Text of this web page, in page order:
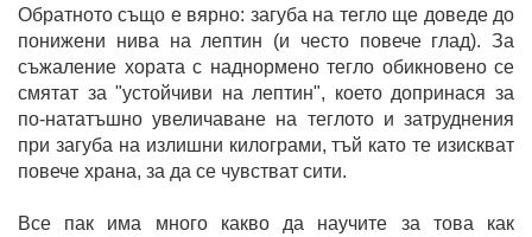
Обратното също е вярно: загуба на тегло ще доведе до
понижени нива на лептин (и често повече глад). За
съжаление хората с наднормено тегло обикновено се
смятат за "устойчиви на лептин", което допринася за
по-нататъшно увеличаване на теглото и затруднения
при загуба на излишни килограми, тъй като те изискват
повече храна, за да се чувстват сити.
Все пак има много какво да научите за това как